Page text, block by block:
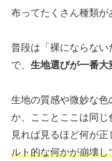
布ってたくさん種類が
普段は「裸にならな
で、 生地選びが一番大
生地の質感や微妙な
か、こことここは同じ
見れば見るほど何が正
ルト的な何かが崩壊し